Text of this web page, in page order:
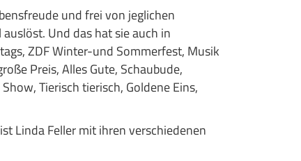
und frei von jeglichen
Und das hat sie auch in
ZDF Winter-und Sommerfest, Musik
Preis, Alles Gute, Schaubude,
Tierisch tierisch, Goldene Eins,
Linda Feller mit ihren verschiedenen